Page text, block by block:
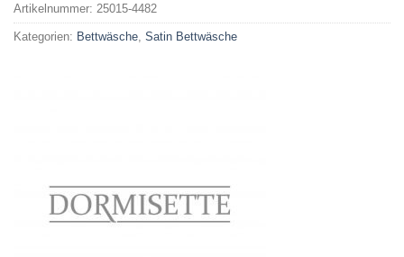
Artikelnummer: 25015-4482
Kategorien: Bettwäsche Satin Bettwäsche